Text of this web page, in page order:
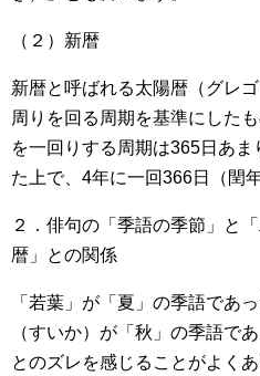
（２）新暦
新暦と呼ばれる太陽暦（グレ
周りを回る周期を基準にした
を一回りする周期は365日あ
た上で、4年に一回366日（閏
２．俳句の「季語の季節」と
暦」との関係
「若葉」が「夏」の季語であ
（すいか）が「秋」の季語で
とのズレを感じることがよくあ